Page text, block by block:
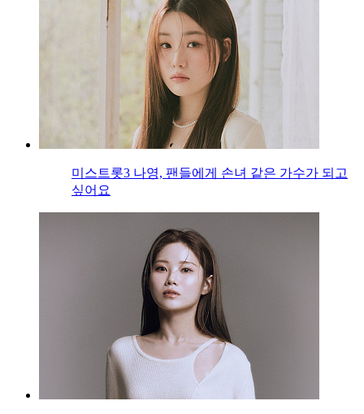
미스트롯3 나영, 팬들에게 손녀 같은 가수가 되고
싶어요